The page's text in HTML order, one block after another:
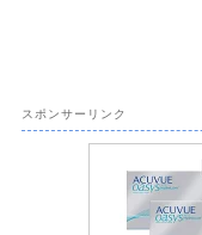
スポンサーリンク